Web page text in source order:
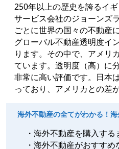
250年以上の歴史を誇るイ
サービス会社のジョーンズ
ごとに世界の国々の不動産
グローバル不動産透明度イ
ります。その中で、アメリ
ています。透明度（高）に
非常に高い評価です。日本
っており、アメリカとの差
海外不動産の全てがわかる！
・海外不動産を購入す
・海外不動産がおすすめ